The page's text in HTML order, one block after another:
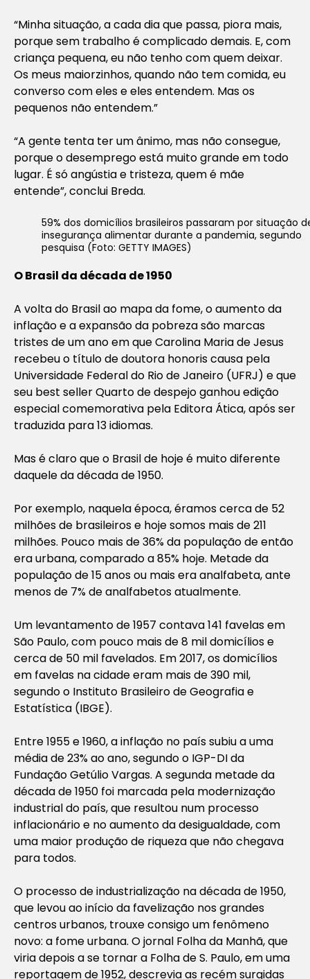
“Minha situação, a cada dia que passa, piora mais,
porque sem trabalho é complicado demais. E, com
criança pequena, eu não tenho com quem deixar.
Os meus maiorzinhos, quando não tem comida, eu
converso com eles e eles entendem. Mas os
pequenos não entendem.”
“A gente tenta ter um ânimo, mas não consegue,
porque o desemprego está muito grande em todo
lugar. É só angústia e tristeza, quem é mãe
entende”, conclui Breda.
59% dos domicílios brasileiros passaram por situação
insegurança alimentar durante a pandemia, segundo
pesquisa (Foto: GETTY IMAGES)
O Brasil da década de 1950
A volta do Brasil ao mapa da fome, o aumento da
inflação e a expansão da pobreza são marcas
tristes de um ano em que Carolina Maria de Jesus
recebeu o título de doutora honoris causa pela
Universidade Federal do Rio de Janeiro (UFRJ) e que
seu best sellerQuarto de despejoganhou edição
especial comemorativa pela Editora Ática, após ser
traduzida para 13 idiomas.
Mas é claro que o Brasil de hoje é muito diferente
daquele da década de 1950.
Por exemplo, naquela época, éramos cerca de 52
milhões de brasileiros e hoje somos mais de 211
milhões. Pouco mais de 36% da população de então
era urbana, comparado a 85% hoje. Metade da
população de 15 anos ou mais era analfabeta, ante
menos de 7% de analfabetos atualmente.
Um levantamento de 1957 contava 141 favelas em
São Paulo, com pouco mais de 8 mil domicílios e
cerca de 50 mil favelados. Em 2017, os domicílios
em favelas na cidade eram mais de 390 mil,
segundo o Instituto Brasileiro de Geografia e
Estatística (IBGE).
Entre 1955 e 1960, a inflação no país subiu a uma
média de 23% ao ano, segundo o IGP-DI da
Fundação Getúlio Vargas. A segunda metade da
década de 1950 foi marcada pela modernização
industrial do país, que resultou num processo
inflacionário e no aumento da desigualdade, com
uma maior produção de riqueza que não chegava
para todos.
O processo de industrialização na década de 1950,
que levou ao início da favelização nos grandes
centros urbanos, trouxe consigo um fenômeno
novo: a fome urbana. O jornal Folha da Manhã, que
viria depois a se tornar a Folha de S. Paulo, em uma
reportagem de 1952, descrevia as recém surgidas